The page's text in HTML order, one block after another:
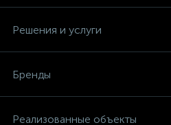
Решения и услуги
Бренды
Реализованные объекты